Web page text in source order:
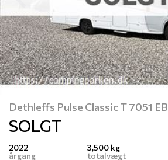
Previous
Dethleffs Pulse Classic T 7051 EB
SOLGT
2022
årgang
3,500 kg
totalvægt